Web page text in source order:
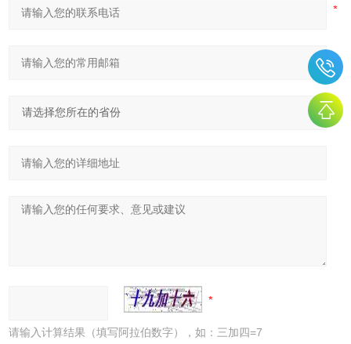
请输入计算结果（填写阿拉伯数字），如：三加四=7